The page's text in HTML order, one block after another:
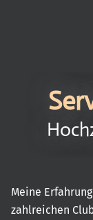
Meine
zahlreichen